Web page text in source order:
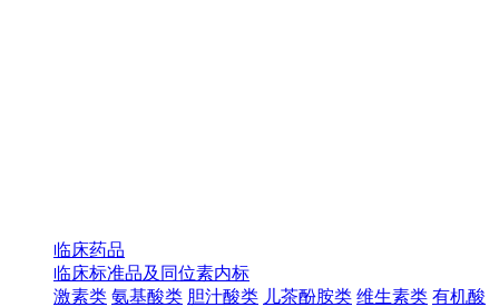
临床药品
临床标准品及同位素内标
激素类 氨基酸类 胆汁酸类 儿茶酚胺类 维生素类 有机酸